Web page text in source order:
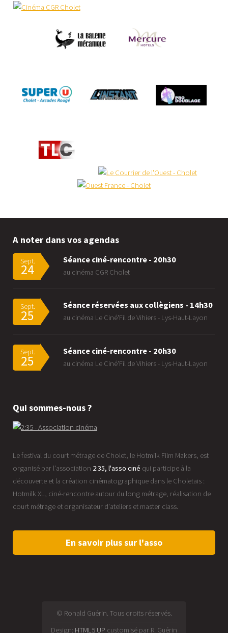
A noter dans vos agendas
Sept.
24
Séance ciné-rencontre - 20h30
au cinéma CGR Cholet
Sept.
25
Séance réservées aux collègiens - 14h30
au cinéma Le Ciné'Fil de Vihiers - Lys-Haut-Layon
Sept.
25
Séance ciné-rencontre - 20h30
au cinéma Le Ciné'Fil de Vihiers - Lys-Haut-Layon
Qui sommes-nous ?
Le festival du court métrage de Cholet, le Hotmilk Film Makers, est
organisé par l'association 2:35, l'asso ciné qui participe à la
découverte et la création cinématographique dans le Choletais :
Hotmilk XL, ciné-rencontre autour du long métrage, réalisation de
court métrage et organisateur d'ateliers et master class.
En savoir plus sur l'asso
© Ronald Guérin. Tous droits réservés.
Design: HTML5 UP customisé par R. Guérin